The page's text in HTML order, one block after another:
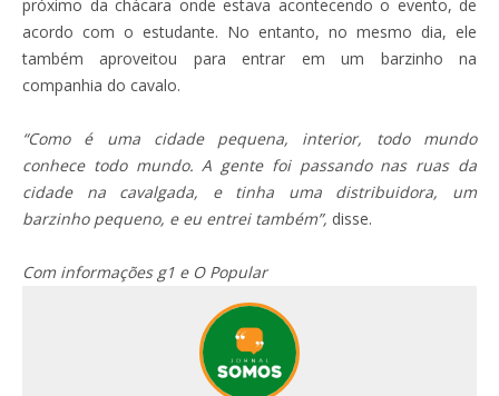
próximo da chácara onde estava acontecendo o evento, de
acordo com o estudante. No entanto, no mesmo dia, ele
também aproveitou para entrar em um barzinho na
companhia do cavalo.
“Como é uma cidade pequena, interior, todo mundo
conhece todo mundo. A gente foi passando nas ruas da
cidade na cavalgada, e tinha uma distribuidora, um
barzinho pequeno, e eu entrei também”, disse.
Com informações g1 e O Popular